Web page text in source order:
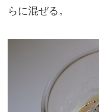
らに混ぜる。